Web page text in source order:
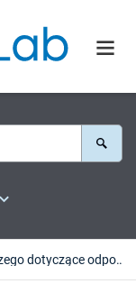
Orzecznictwo Sądu Najwyższego dotyczące odpowiedzialności karnej nieletnich